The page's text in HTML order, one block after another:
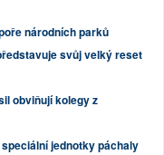
národních parků
svůj velký reset
obviňují kolegy z
jednotky páchaly